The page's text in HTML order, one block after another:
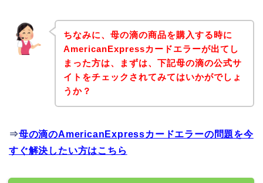
ちなみに、母の滴の商品を購入する時に
AmericanExpressカードエラーが出てし
まった方は、まずは、下記母の滴の公式サ
イトをチェックされてみてはいかがでしょ
うか？
⇒母の滴のAmericanExpressカードエラーの問題を今
すぐ解決したい方はこちら